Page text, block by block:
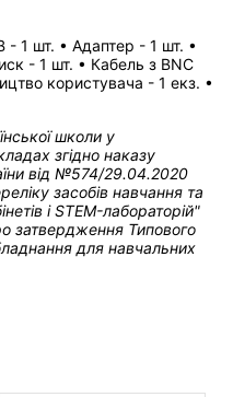
- 1 шт. • Адаптер - 1 шт. •
- 1 шт. • Кабель з BNC
користувача - 1 екз. •
школи у
згідно наказу
від №574/29.04.2020
засобів навчання та
і STEM-лабораторій"
Типового
для навчальних